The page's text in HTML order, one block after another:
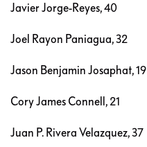
Javier Jorge-Reyes, 40
Joel Rayon Paniagua, 32
Jason Benjamin Josaphat, 19
Cory James Connell, 21
Juan P. Rivera Velazquez, 37